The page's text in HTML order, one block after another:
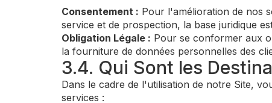
Consentement : Pour l'amélioration de nos
service et de prospection, la base juridique
Obligation Légale : Pour se conformer aux
la fourniture de données personnelles des
3.4. Qui Sont les
Dans le cadre de l'utilisation de notre Site,
services :